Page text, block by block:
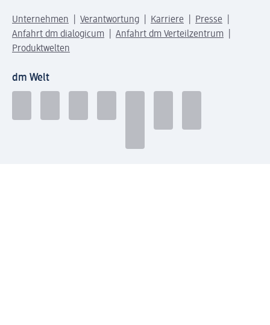
Unternehmen Verantwortung Karriere
Presse
Anfahrt dm dialogicum
Anfahrt dm Verteilzentrum
Produktwelten
dm Welt